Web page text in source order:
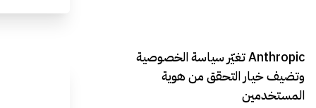
Anthropic تغيّر سياسة الخصوصية
وتضيف خيار التحقق من هوية
المستخدمين